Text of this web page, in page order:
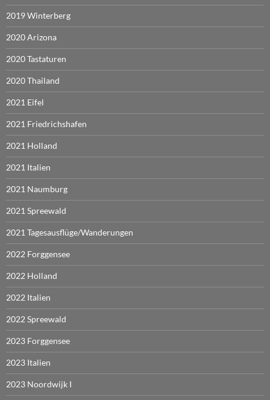
2019 Winterberg
2020 Arizona
2020 Tastaturen
2020 Thailand
2021 Eifel
2021 Friedrichshafen
2021 Holland
2021 Italien
2021 Naumburg
2021 Spreewald
2021 Tagesausflüge/Wanderungen
2022 Forggensee
2022 Holland
2022 Italien
2022 Spreewald
2023 Forggensee
2023 Italien
2023 Noordwijk I